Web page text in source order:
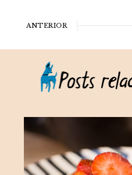
ANTERIOR